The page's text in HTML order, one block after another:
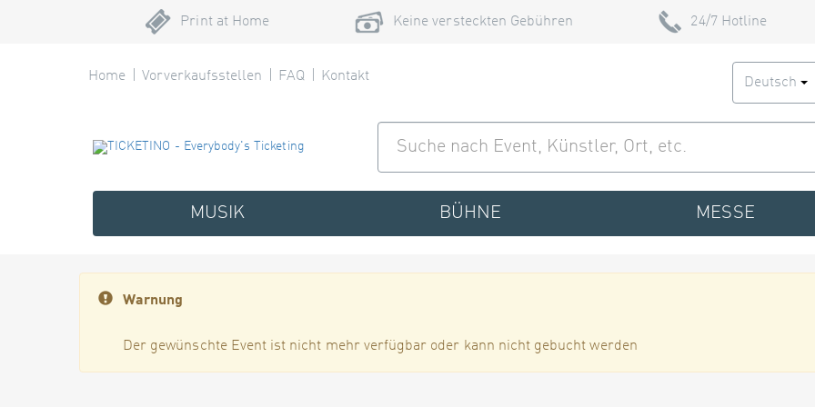
Print at Home Keine versteckten Gebühren 24/7 Hotline
Home Vorverkaufsstellen FAQ Kontakt Deutsch
MUSIK BÜHNE MESSE
Warnung
Der gewünschte Event ist nicht mehr verfügbar oder kann nicht gebucht werden